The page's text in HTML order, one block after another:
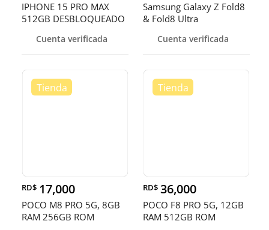
IPHONE 15 PRO MAX
512GB DESBLOQUEADO
Cuenta verificada
Samsung Galaxy Z Fold8
& Fold8 Ultra
Cuenta verificada
RD$ 17,000
POCO M8 PRO 5G, 8GB
RAM 256GB ROM
RD$ 36,000
POCO F8 PRO 5G, 12GB
RAM 512GB ROM